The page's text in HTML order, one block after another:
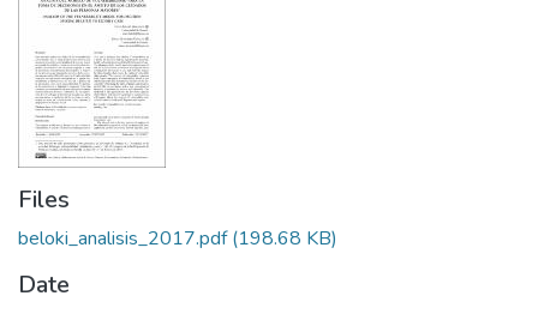
Policies
Files
beloki_analisis_2017.pdf(198.68 KB)
Date